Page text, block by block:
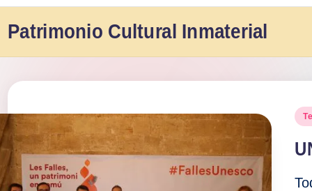
Patrimonio Cultural Inmaterial